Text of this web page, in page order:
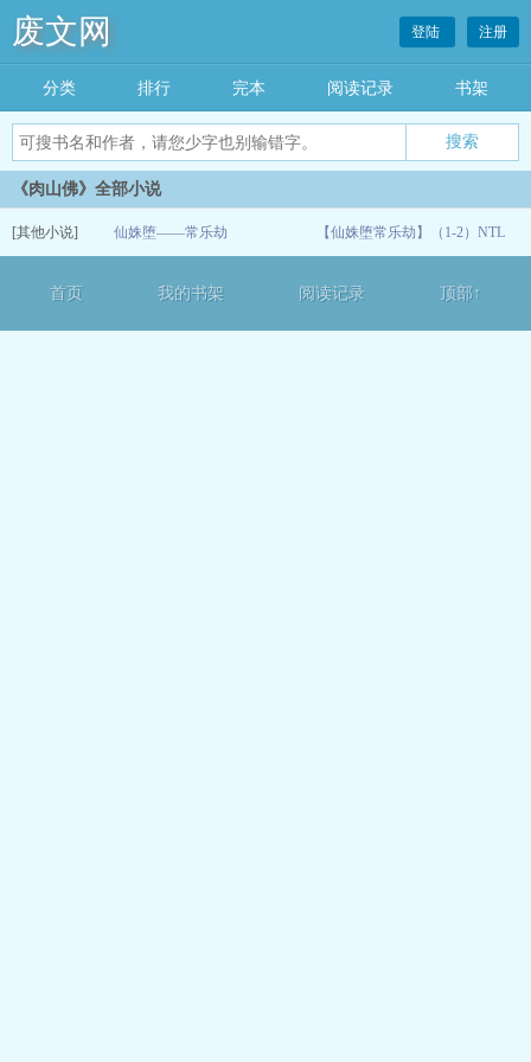
废文网 登陆 注册
分类 排行 完本 阅读记录 书架
《肉山佛》全部小说
[其他小说] 仙姝堕——常乐劫 【仙姝堕常乐劫】（1-2）NTL
首页 我的书架 阅读记录 顶部↑